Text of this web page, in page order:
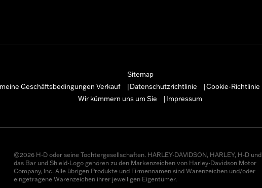
Sitemap
Geschäftsbedingungen Verkauf Datenschutzrichtlinie Cookie-Richtlinie
Wir kümmern uns um Sie
Impressum
©2026 H-D oder seine Tochtergesellschaften. HARLEY-DAVIDSON, HARLEY, H-D und
das Bar und Shield-Logo gehören zu den Markenzeichen von Harley-Davidson Motor
Company, Inc. Alle übrigen Produkte und Firmennamen sind Warenzeichen und/oder
eingetragene Warenzeichen ihrer jeweiligen Eigentümer.